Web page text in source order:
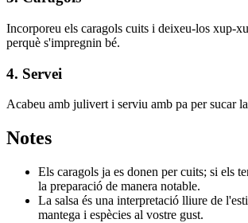
Incorporeu els caragols cuits i deixeu-los xup-
perquè s'impregnin bé.
4. Servei
Acabeu amb julivert i serviu amb pa per sucar la
Notes
Els caragols ja es donen per cuits; si els
la preparació de manera notable.
La salsa és una interpretació lliure de
mantega i espècies al vostre gust.